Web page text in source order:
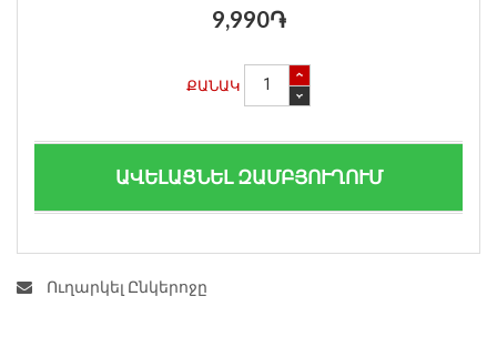
9,990֏
ՔԱՆԱԿ
ԱՎԵԼԱՑՆԵԼ ԶԱՄԲՅՈՒՂՈՒՄ
Ուղարկել Ընկերոջը